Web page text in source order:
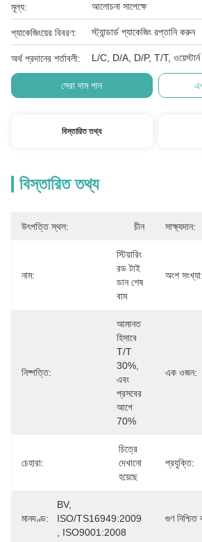
মূল্য: আলোচনা সাপেক্ষে
প্যাকেজিংয়ের বিবরণ: স্ট্যান্ডার্ড প্যাকেজিং রপ্তানি করুন
অর্থ প্রদানের শর্তাবলী: L/C, D/A, D/P, T/T, ওয়েস্টার্ন
সেরা দাম পান
বিস্তারিত তথ্য
বিস্তারিত তথ্য
উৎপত্তি স্থল: চীন সাক্ষ্যদান:
নাম:
স্টিয়ারিং
রড টাই
ডান শেষ
বাম
অংশ সংখ্যা:
নিষ্পত্তি:
আমানত
হিসাবে
T/T
30%,
এবং
প্রসবের
আগে
70%
এক ওজন:
চেহারা:
চিত্রে
দেখানো
হয়েছে
প্রযুক্তি:
মানদণ্ড:
BV,
ISO/TS16949:2009
, ISO9001:2008
গুণ নিশ্চিত